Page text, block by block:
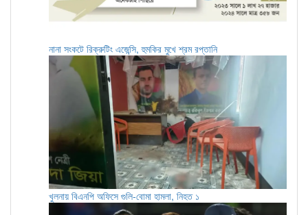
নানা সংকটে রিক্রুটিং এজেন্সি, হুমকির মুখে শ্রম রপ্তানি
খুলনায় বিএনপি অফিসে গুলি-বোমা হামলা, নিহত ১